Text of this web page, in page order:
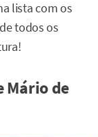
lista com os
todos os
Mário de